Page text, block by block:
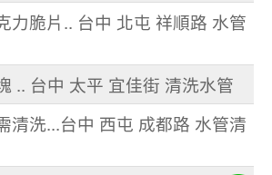
力脆片.. 台中 北屯 祥順路 水管
.. 台中 太平 宜佳街 清洗水管
清洗...台中 西屯 成都路 水管清